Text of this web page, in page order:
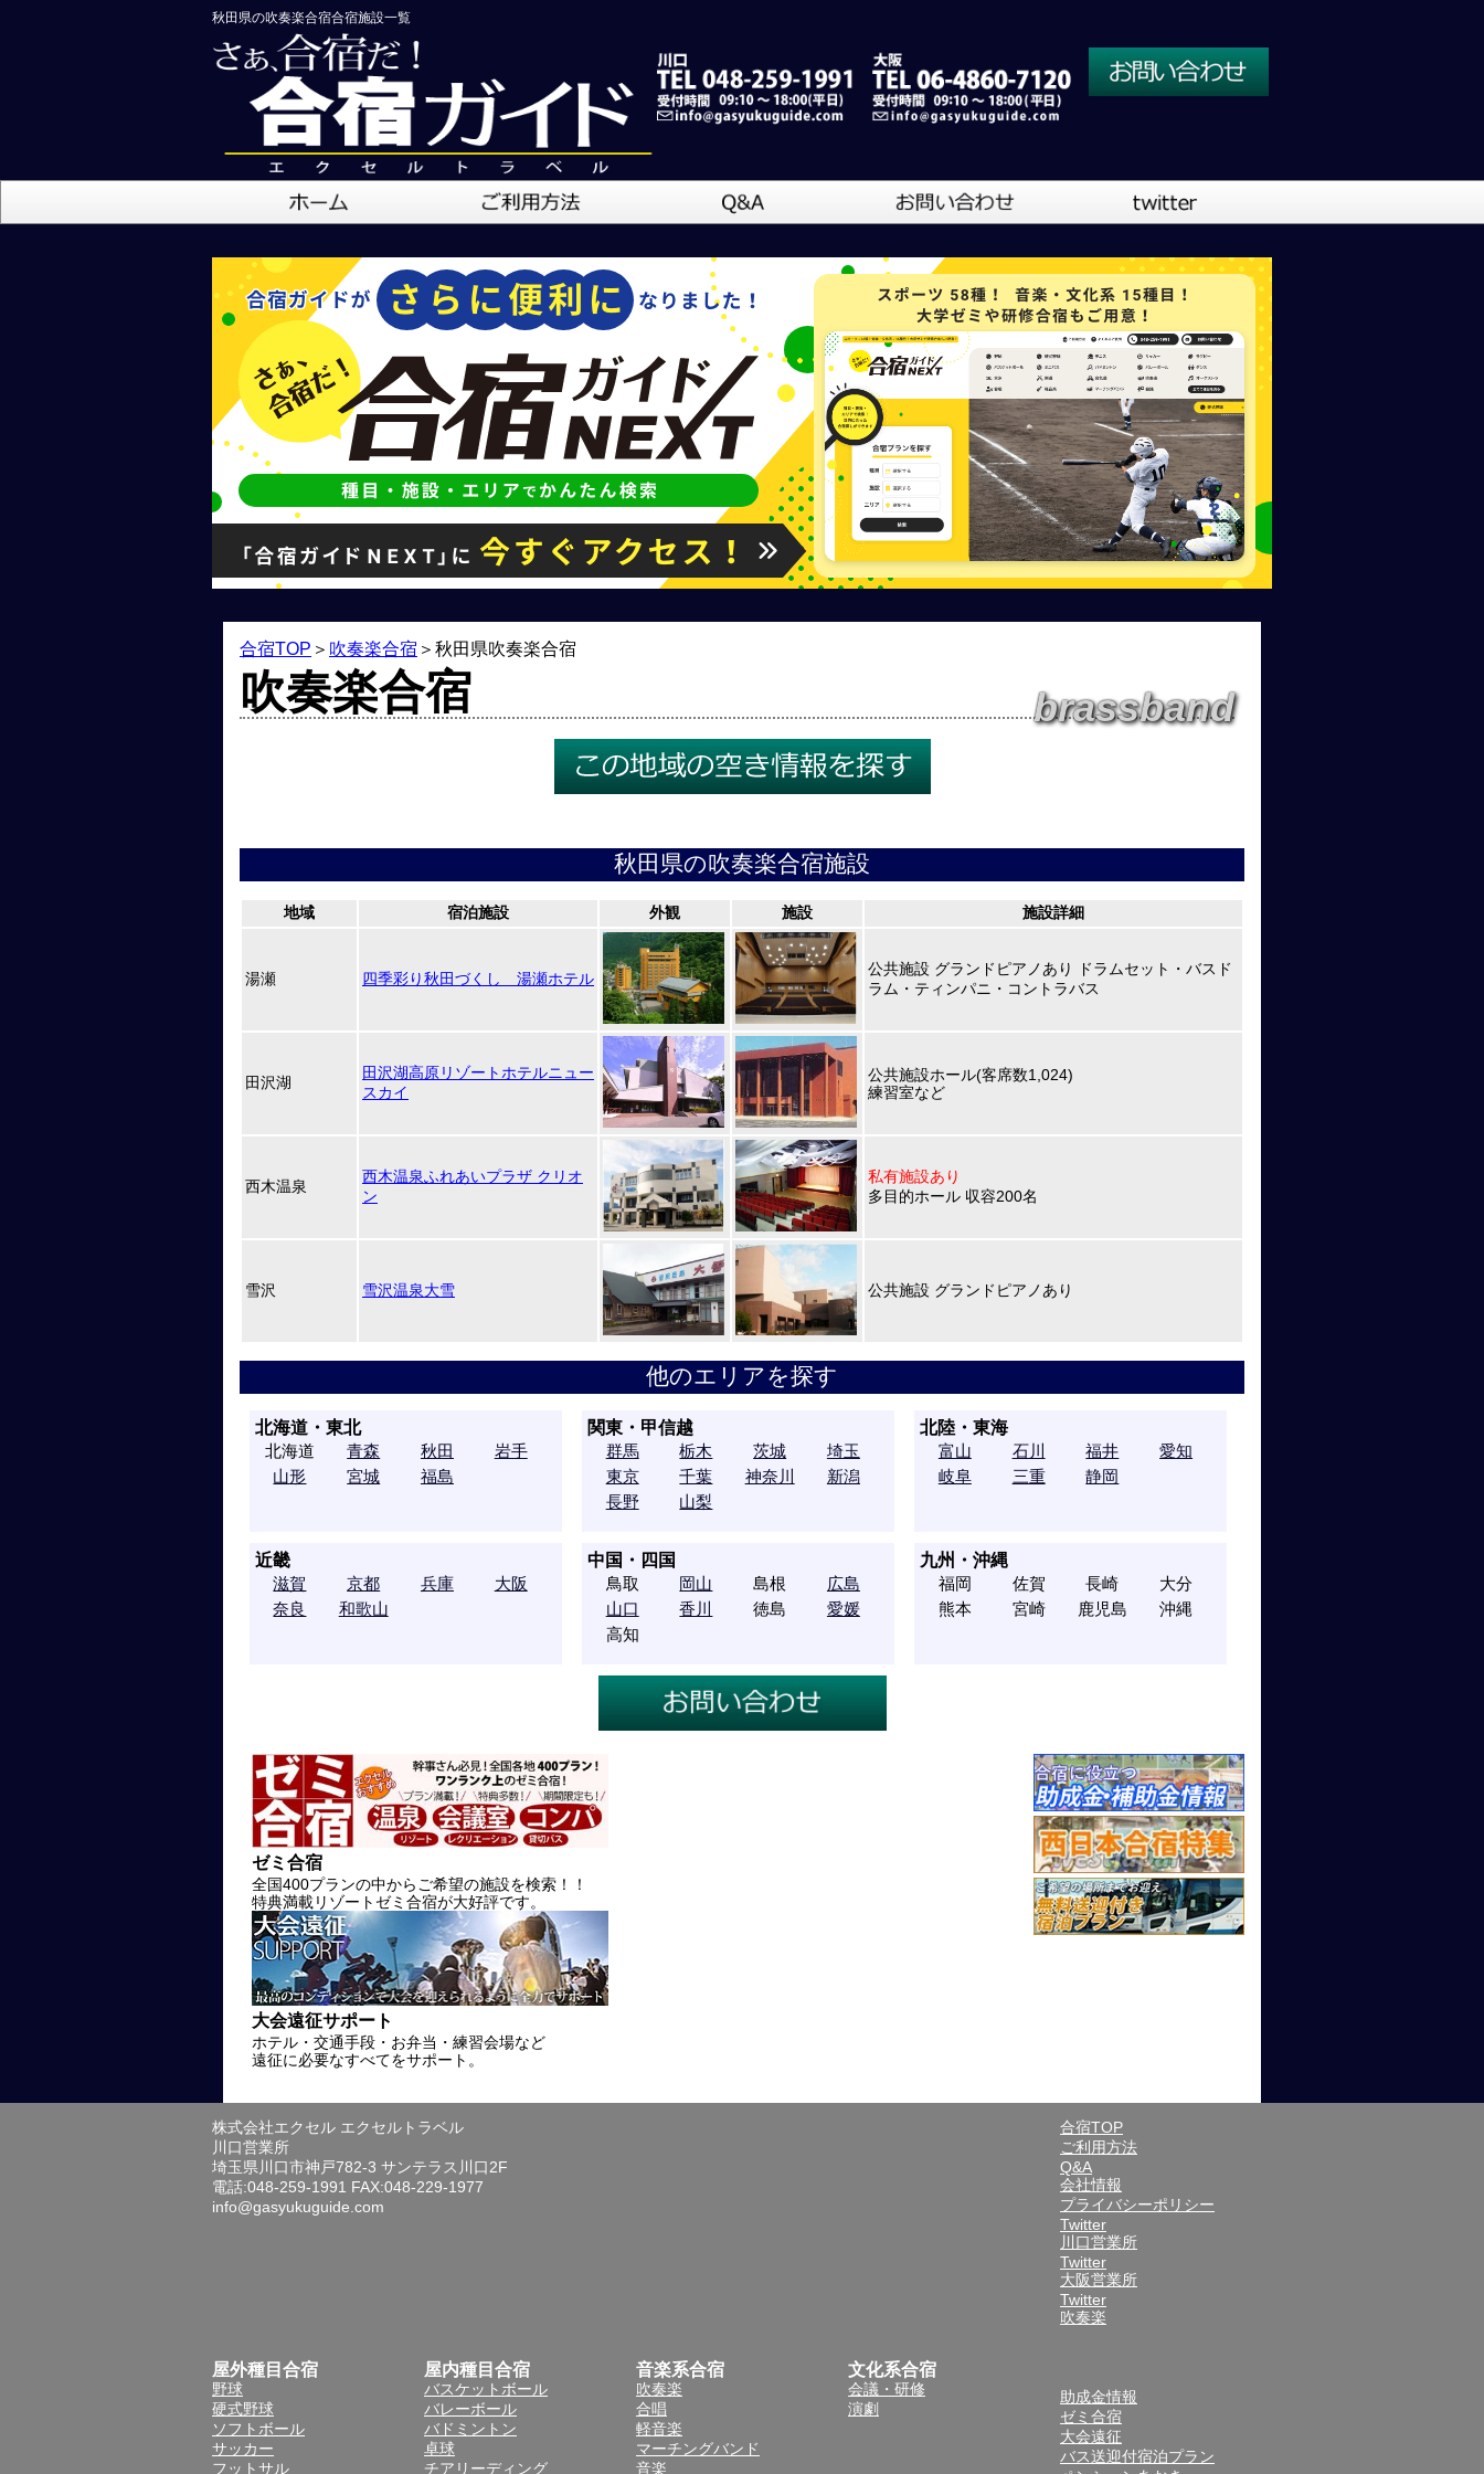
秋田県の吹奏楽合宿合宿施設一覧
大阪営業所
吹奏楽
合宿TOP ＞ 吹奏楽合宿 ＞ 秋田県吹奏楽合宿
吹奏楽合宿 brassband
秋田県の吹奏楽合宿施設
地域 宿泊施設 外観 施設 施設詳細
湯瀬 四季彩り秋田づくし 湯瀬ホテル
公共施設 グランドピアノあり ドラムセット・バスド
ラム・ティンパニ・コントラバス
田沢湖
田沢湖高原リゾートホテルニュー
スカイ
公共施設ホール(客席数1,024)
練習室など
西木温泉
西木温泉ふれあいプラザ クリオ
ン
私有施設あり
多目的ホール 収容200名
雪沢 雪沢温泉大雪 公共施設 グランドピアノあり
他のエリアを探す
北海道・東北
北海道 青森 秋田
岩手
山形
宮城 福島
関東・甲信越
群馬 栃木 茨城
埼玉
東京
千葉 神奈川
新潟
長野
山梨
北陸・東海
富山 石川 福井
愛知
岐阜
三重 静岡
近畿
滋賀 京都 兵庫
大阪
奈良
和歌山
中国・四国
鳥取 岡山 島根
広島
山口
香川 徳島
愛媛
高知
九州・沖縄
福岡 佐賀 長崎
大分
熊本
宮崎 鹿児島 沖縄
ゼミ合宿
全国400プランの中からご希望の施設を検索！！
特典満載リゾートゼミ合宿が大好評です。
大会遠征サポート
ホテル・交通手段・お弁当・練習会場など
遠征に必要なすべてをサポート。
株式会社エクセル エクセルトラベル
川口営業所
埼玉県川口市神戸782-3 サンテラス川口2F
電話:048-259-1991 FAX:048-229-1977
info@gasyukuguide.com
合宿TOP
ご利用方法
Q&A
会社情報
プライバシーポリシー
Twitter
川口営業所
Twitter
大阪営業所
Twitter
吹奏楽
屋外種目合宿
野球
硬式野球
ソフトボール
サッカー
フットサル
屋内種目合宿
バスケットボール
バレーボール
バドミントン
卓球
チアリーディング
音楽系合宿
吹奏楽
合唱
軽音楽
マーチングバンド
音楽
文化系合宿
会議・研修
演劇
助成金情報
ゼミ合宿
大会遠征
バス送迎付宿泊プラン